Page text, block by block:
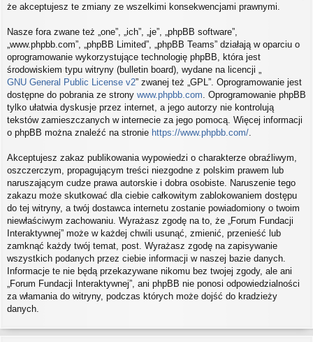
że akceptujesz te zmiany ze wszelkimi konsekwencjami prawnymi.
Nasze fora zwane też „one”, „ich”, „je”, „phpBB software”,
„www.phpbb.com”, „phpBB Limited”, „phpBB Teams” działają w oparciu o
oprogramowanie wykorzystujące technologię phpBB, która jest
środowiskiem typu witryny (bulletin board), wydane na licencji „
GNU General Public License v2” zwanej też „GPL”. Oprogramowanie jest
dostępne do pobrania ze strony www.phpbb.com . Oprogramowanie phpBB
tylko ułatwia dyskusje przez internet, a jego autorzy nie kontrolują
tekstów zamieszczanych w internecie za jego pomocą. Więcej informacji
o phpBB można znaleźć na stronie https://www.phpbb.com/
Akceptujesz zakaz publikowania wypowiedzi o charakterze obraźliwym,
oszczerczym, propagującym treści niezgodne z polskim prawem lub
naruszającym cudze prawa autorskie i dobra osobiste. Naruszenie tego
zakazu może skutkować dla ciebie całkowitym zablokowaniem dostępu
do tej witryny, a twój dostawca internetu zostanie powiadomiony o twoim
niewłaściwym zachowaniu. Wyrażasz zgodę na to, że „Forum Fundacji
Interaktywnej” może w każdej chwili usunąć, zmienić, przenieść lub
zamknąć każdy twój temat, post. Wyrażasz zgodę na zapisywanie
wszystkich podanych przez ciebie informacji w naszej bazie danych.
Informacje te nie będą przekazywane nikomu bez twojej zgody, ale ani
„Forum Fundacji Interaktywnej”, ani phpBB nie ponosi odpowiedzialności
za włamania do witryny, podczas których może dojść do kradzieży
danych.